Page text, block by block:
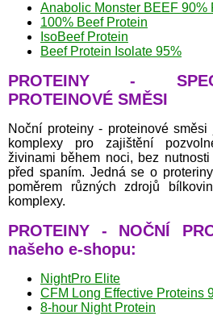
Anabolic Monster BEEF 90%
100% Beef Protein
IsoBeef Protein
Beef Protein Isolate 95%
PROTEINY -
PROTEINOVÉ SMĚSI
Noční proteiny - proteinové
komplexy pro zajištění
živinami během noci, bez
před spaním. Jedná se o
poměrem různých zdrojů
komplexy.
PROTEINY - NOČNÍ
našeho e-shopu:
NightPro Elite
CFM Long Effective Proteins
8-hour Night Protein